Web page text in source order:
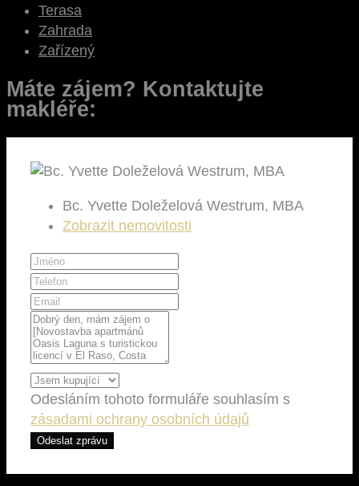
Terasa
Zahrada
Zařízený
Máte zájem? Kontaktujte
makléře:
Bc. Yvette Doleželová Westrum, MBA
Zobrazit nemovitosti
Odesláním tohoto formuláře souhlasím s
zásadami ochrany osobních údajů
Odeslat zprávu